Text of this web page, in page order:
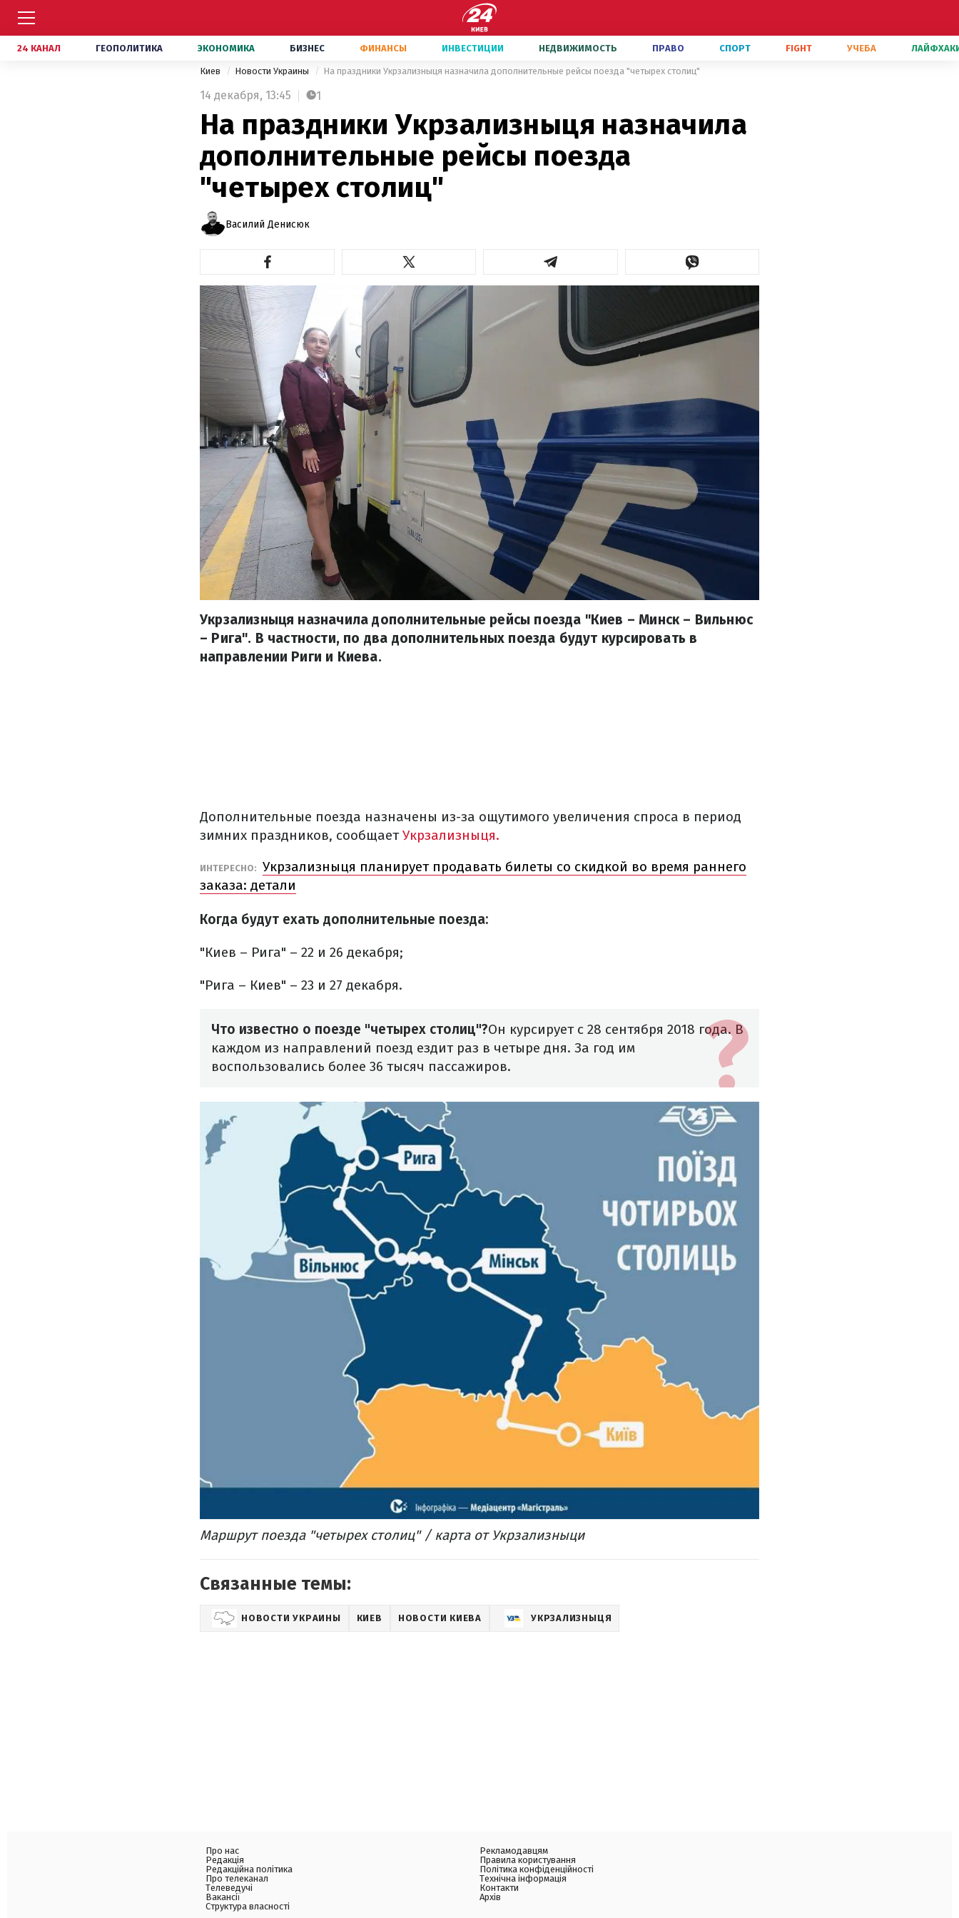
24 КАНАЛ ГЕОПОЛИТИКА ЭКОНОМИКА БИЗНЕС ФИНАНСЫ ИНВЕСТИЦИИ НЕДВИЖИМОСТЬ ПРАВО СПОРТ FIGHT УЧЕБА
Киев Новости Украины На праздники Укрзализныця назначила дополнительные рейсы поезда "четырех столиц"
14 декабря, 13:45 1
На праздники Укрзализныця назначила
дополнительные рейсы поезда
"четырех столиц"
Василий Денисюк
Укрзализныця назначила дополнительные рейсы поезда "Киев – Минск – Вильнюс
– Рига". В частности, по два дополнительных поезда будут курсировать в
направлении Риги и Киева.
Дополнительные поезда назначены из-за ощутимого увеличения спроса в период
зимних праздников, сообщаетУкрзализныця.
ИНТЕРЕСНО: Укрзализныця планирует продавать билеты со скидкой во время раннего
заказа: детали
Когда будут ехать дополнительные поезда:
"Киев – Рига" – 22 и 26 декабря;
"Рига – Киев" – 23 и 27 декабря.
Что известно о поезде "четырех столиц"?Он курсирует с 28 сентября 2018 года. В
каждом из направлений поезд ездит раз в четыре дня. За год им
воспользовались более 36 тысяч пассажиров.
Маршрут поезда "четырех столиц" / карта от Укрзализныци
Связанные темы:
НОВОСТИ УКРАИНЫ КИЕВ НОВОСТИ КИЕВА УКРЗАЛИЗНЫЦЯ
Про нас
Редакція
Редакційна політика
Про телеканал
Телеведучі
Вакансії
Структура власності
Рекламодавцям
Правила користування
Політика конфіденційності
Технічна інформація
Контакти
Архів